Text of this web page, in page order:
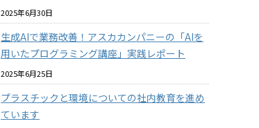
2025年6月30日
生成AIで業務改善！アスカカンパニーの「AIを
用いたプログラミング講座」実践レポート
2025年6月25日
プラスチックと環境についての社内教育を進め
ています